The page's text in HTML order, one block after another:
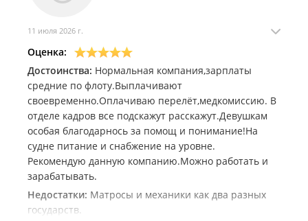
11 июля 2026 г.
Оценка:
Достоинства: Нормальная компания,зарплаты
средние по флоту.Выплачивают
своевременно.Оплачиваю перелёт,медкомиссию. В
отделе кадров все подскажут расскажут.Девушкам
особая благодарнось за помощ и понимание!На
судне питание и снабжение на уровне.
Рекомендую данную компанию.Можно работать и
зарабатывать.
Недостатки: Матросы и механики как два разных
государств.